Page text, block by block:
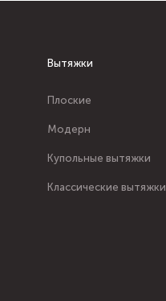
Вытяжки
Плоские
Модерн
Купольные вытяжки
Классические вытяжки